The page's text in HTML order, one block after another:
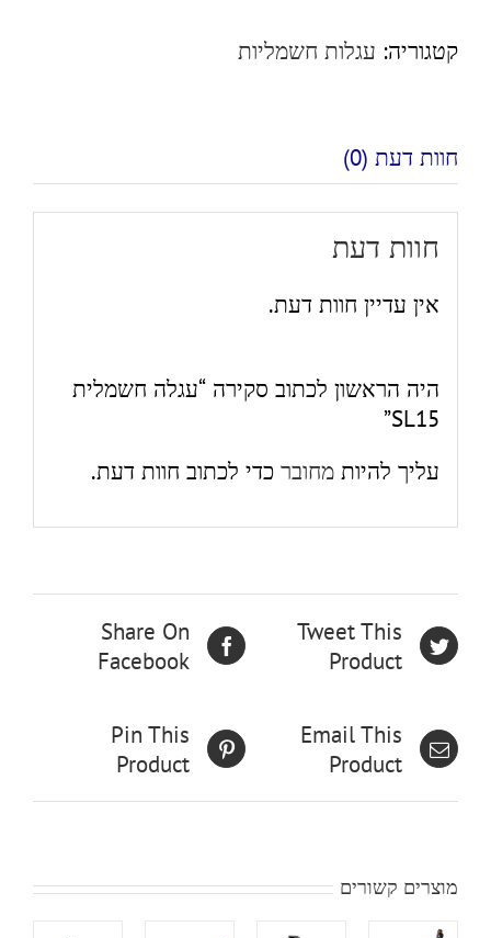
קטגוריה: עגלות חשמליות
חוות דעת (0)
חוות דעת
אין עדיין חוות דעת.
היה הראשון לכתוב סקירה “עגלה חשמלית
SL15”
עליך להיות מחוברכדי לכתוב חוות דעת.
Share On
Facebook
Tweet This
Product
Pin This
Product
Email This
Product
מוצרים קשורים